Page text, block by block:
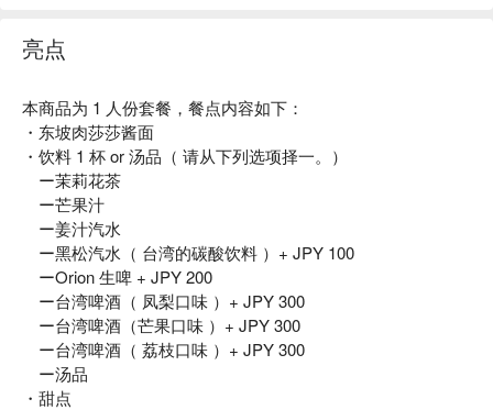
亮点
本商品为 1 人份套餐，餐点内容如下：
・东坡肉莎莎酱面
・饮料 1 杯 or 汤品（ 请从下列选项择一。）
ー茉莉花茶
ー芒果汁
ー姜汁汽水
ー黑松汽水（ 台湾的碳酸饮料 ）+ JPY 100
ーOrion 生啤 + JPY 200
ー台湾啤酒（ 凤梨口味 ）+ JPY 300
ー台湾啤酒（芒果口味 ）+ JPY 300
ー台湾啤酒（ 荔枝口味 ）+ JPY 300
ー汤品
・甜点